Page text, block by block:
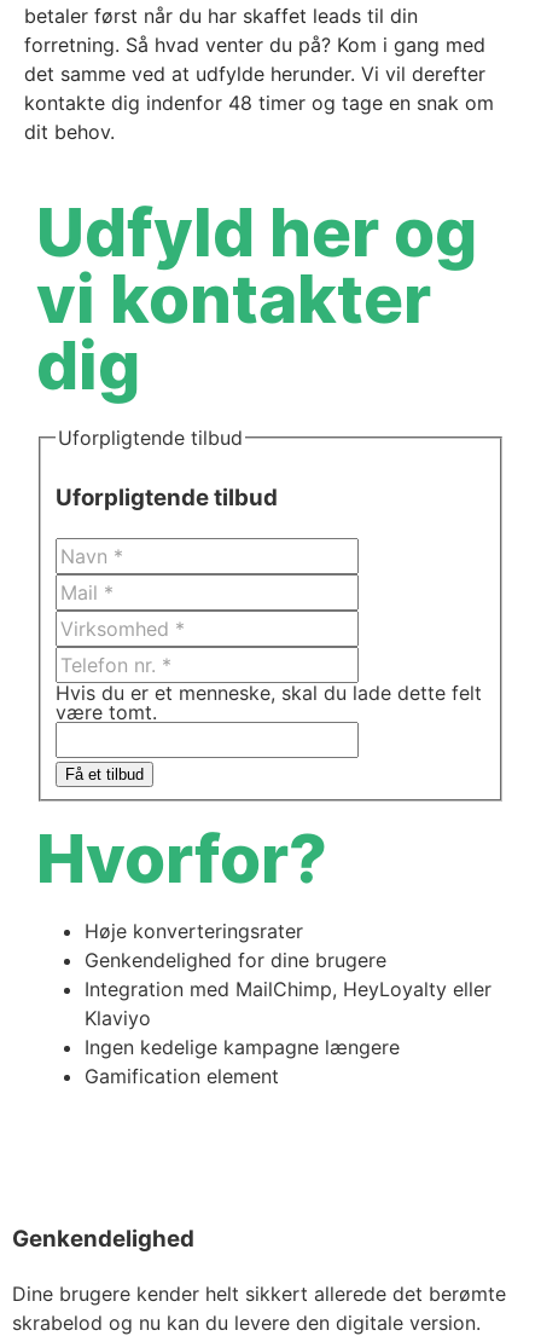
betaler først når du har skaffet leads til din
forretning. Så hvad venter du på? Kom i gang med
det samme ved at udfylde herunder. Vi vil derefter
kontakte dig indenfor 48 timer og tage en snak om
dit behov.
Udfyld her og
vi kontakter
dig
Uforpligtende tilbud
Uforpligtende tilbud
Hvis du er et menneske, skal du lade dette felt
være tomt.
Få et tilbud
Hvorfor?
Høje konverteringsrater
Genkendelighed for dine brugere
Integration med MailChimp, HeyLoyalty eller
Klaviyo
Ingen kedelige kampagne længere
Gamification element
Genkendelighed
Dine brugere kender helt sikkert allerede det berømte
skrabelod og nu kan du levere den digitale version.